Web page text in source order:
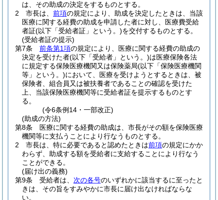
は、その助成の決定をするものとする。
2
市長は、 前項の規定により、助成を決定したときは、当該
医療に関する経費の助成を申請した者に対し、医療費受給
者証(以下「受給者証」という。)を交付するものとする。
(受給者証の提示)
第7条
前条第1項の規定により、医療に関する経費の助成の
決定を受けた者(以下「受給者」という。)は医療保険各法
に規定する保険医療機関又は保険薬局(以下「保険医療機関
等」という。)において、医療を受けようとするときは、被
保険者、組合員又は被扶養者であることの確認を受けた
上、当該保険医療機関等に受給者証を提示するものとす
る。
(令6条例14・一部改正)
(助成の方法)
第8条
医療に関する経費の助成は、市長がその額を保険医療
機関等に支払うことにより行なうものとする。
2
市長は、特に必要であると認めたときは前項の規定にかか
わらず、助成する額を受給者に支給することにより行なう
ことができる。
(届け出の義務)
第9条
受給者は、 次の各号のいずれかに該当するに至ったと
きは、その旨をすみやかに市長に届け出なければならな
い。